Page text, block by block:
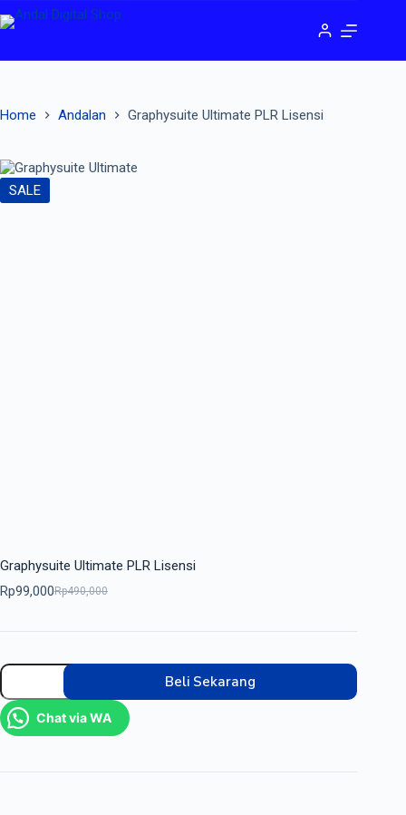
Home Andalan Graphysuite Ultimate PLR Lisensi
SALE
Graphysuite Ultimate PLR Lisensi
Rp490,000
Rp99,000
Beli Sekarang
Chat via WA